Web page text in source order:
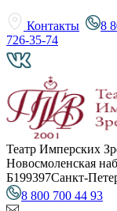
Контакты 8
726-35-74
Театр Имперских
Новосмоленская
Б199397Санкт-
8 800 700 44 93